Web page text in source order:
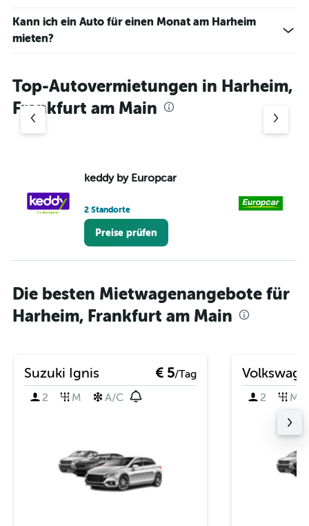
Kann ich ein Auto für einen Monat am Harheim
mieten?
Top-Autovermietungen in Harheim,
Frankfurt am Main
keddy by Europcar
2 Standorte
Preise prüfen
Die besten Mietwagenangebote für
Harheim, Frankfurt am Main
Suzuki Ignis € 5/Tag
2
M A/C 2 M